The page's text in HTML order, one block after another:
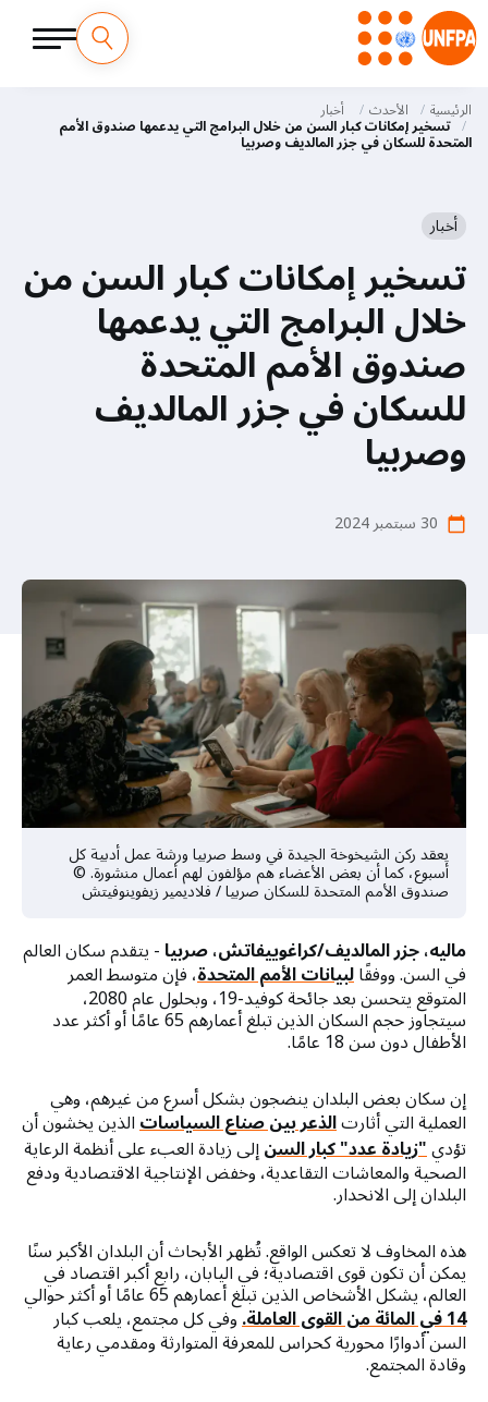
إلى
المحتوى
الرئيسي
M
aالرئيسية الأحدث أخبار
تسخير إمكانات كبار السن من خلال البرامج التي يدعمها صندوق الأمم
المتحدة للسكان في جزر المالديف وصربيا
أخبار
تسخير إمكانات كبار السن من
خلال البرامج التي يدعمها
صندوق الأمم المتحدة
للسكان في جزر المالديف
وصربيا
calendar_today 30 سبتمبر 2024
يعقد ركن الشيخوخة الجيدة في وسط صربيا ورشة عمل أدبية كل
أسبوع، كما أن بعض الأعضاء هم مؤلفون لهم أعمال منشورة. ©
صندوق الأمم المتحدة للسكان صربيا / فلاديمير زيفوينوفيتش
ماليه، جزر المالديف/كراغوييفاتش، صربيا- يتقدم سكان العالم
في السن. ووفقًالبيانات الأمم المتحدة، فإن متوسط ​​العمر
المتوقع يتحسن بعد جائحة كوفيد-19، وبحلول عام 2080،
سيتجاوز حجم السكان الذين تبلغ أعمارهم 65 عامًا أو أكثر عدد
الأطفال دون سن 18 عامًا.
إن سكان بعض البلدان ينضجون بشكل أسرع من غيرهم، وهي
العملية التي أثارتالذعر بين صناع السياساتالذين يخشون أن
تؤدي"زيادة عدد" كبار السنإلى زيادة العبء على أنظمة الرعاية
الصحية والمعاشات التقاعدية، وخفض الإنتاجية الاقتصادية ودفع
البلدان إلى الانحدار.
هذه المخاوف لا تعكس الواقع. تُظهر الأبحاث أن البلدان الأكبر سنًا
يمكن أن تكون قوى اقتصادية؛ في اليابان، رابع أكبر اقتصاد في
العالم، يشكل الأشخاص الذين تبلغ أعمارهم 65 عامًا أو أكثر حوالي
14 في المائة من القوى العاملة. وفي كل مجتمع، يلعب كبار
السن أدوارًا محورية كحراس للمعرفة المتوارثة ومقدمي رعاية
وقادة المجتمع.